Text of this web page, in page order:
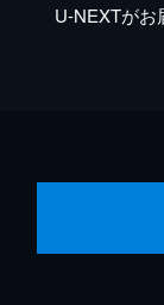
U-NEXTがお